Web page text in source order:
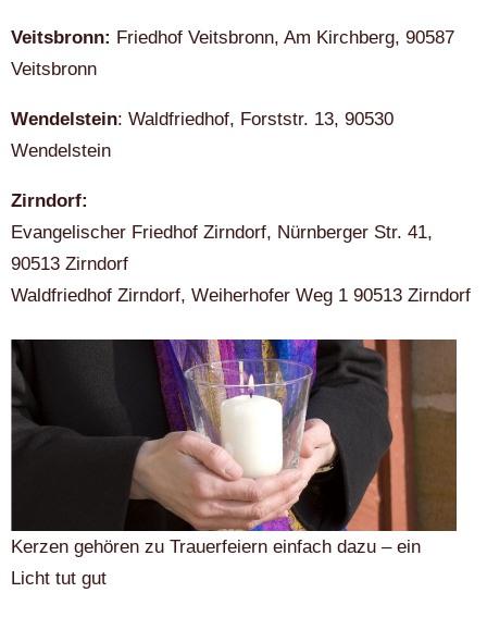
Veitsbronn: Friedhof Veitsbronn, Am Kirchberg, 90587
Veitsbronn
Wendelstein: Waldfriedhof, Forststr. 13, 90530
Wendelstein
Zirndorf:
Evangelischer Friedhof Zirndorf, Nürnberger Str. 41,
90513 Zirndorf
Waldfriedhof Zirndorf, Weiherhofer Weg 1 90513 Zirndorf
Kerzen gehören zu Trauerfeiern einfach dazu – ein
Licht tut gut